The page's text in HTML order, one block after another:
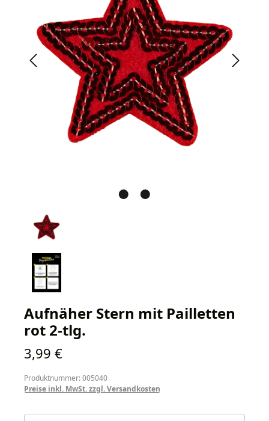
Aufnäher Stern mit Pailletten
rot 2-tlg.
Regulärer Preis:
3,99 €
Produktnummer: 005040
Preise inkl. MwSt. zzgl. Versandkosten